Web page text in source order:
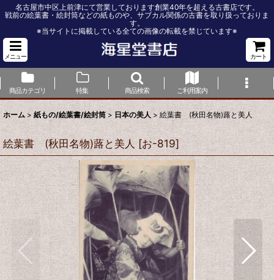
名古屋市中区上前津にて営業しております創業40年を超える古書店です。
戦前の絵葉書・絵封筒などの紙ものや、サブカル関係の古書を取り扱っておりま
す。
※当サイトに掲載している全ての画像の転載を禁じています※
メニュー カート
商品カテゴリ 特集 商品検索 ご利用案内
ホーム > 紙もの/絵葉書/絵封筒 > 日本の美人 > 絵葉書 (秋田名物)蕗と美人
絵葉書 (秋田名物)蕗と美人 [お-819]